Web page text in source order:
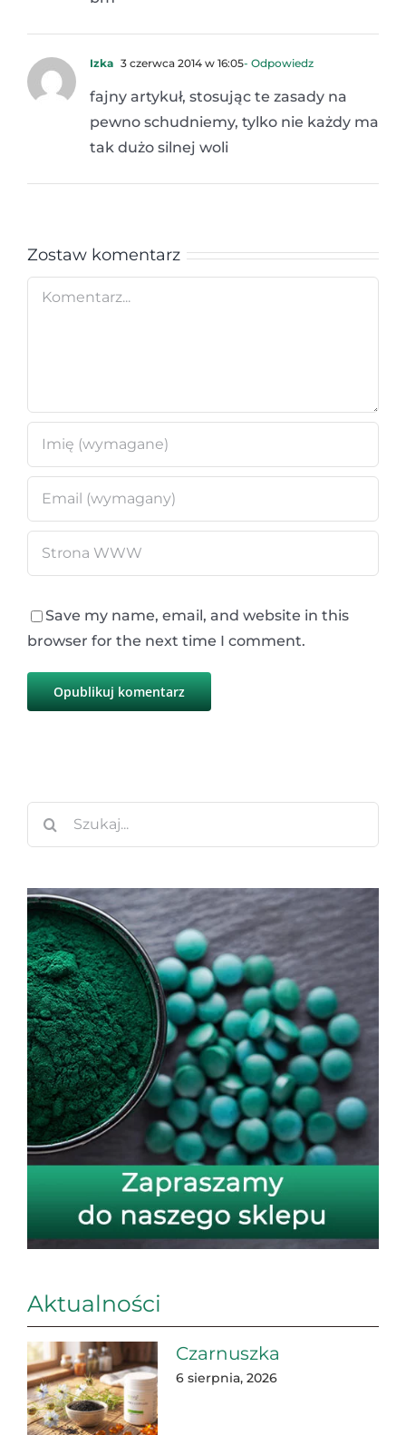
Izka 3 czerwca 2014 w 16:05- Odpowiedz
fajny artykuł, stosując te zasady na
pewno schudniemy, tylko nie każdy ma
tak dużo silnej woli
Zostaw komentarz
Save my name, email, and website in this
browser for the next time I comment.
Aktualności
Czarnuszka
6 sierpnia, 2026